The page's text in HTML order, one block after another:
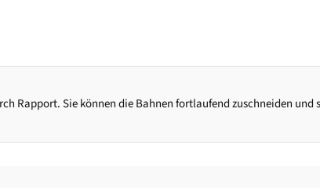
Rapport. Sie können die Bahnen fortlaufend zuschneiden und